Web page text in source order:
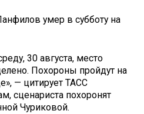
умер в субботу на
30 августа, место
Похороны пройдут на
— цитирует ТАСС
сценариста похоронят
Чуриковой.